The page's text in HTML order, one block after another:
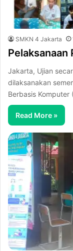
SMKN 4 Jakarta
Pelaksanaan
Jakarta, Ujian
dilaksanakan
Berbasis Komputer
Read More »